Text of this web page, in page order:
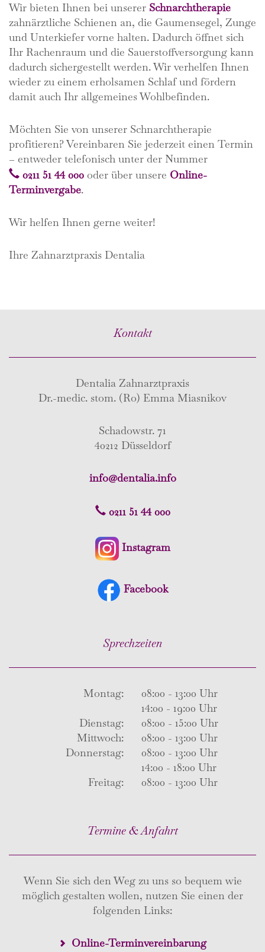
Wir bieten Ihnen bei unserer Schnarchtherapie
zahnärztliche Schienen an, die Gaumensegel, Zunge
und Unterkiefer vorne halten. Dadurch öffnet sich
Ihr Rachenraum und die Sauerstoffversorgung kann
dadurch sichergestellt werden. Wir verhelfen Ihnen
wieder zu einem erholsamen Schlaf und fördern
damit auch Ihr allgemeines Wohlbefinden.
Möchten Sie von unserer Schnarchtherapie
profitieren? Vereinbaren Sie jederzeit einen Termin
– entweder telefonisch unter der Nummer
0211 51 44 000 oder über unsere Online-
Terminvergabe.
Wir helfen Ihnen gerne weiter!
Ihre Zahnarztpraxis Dentalia
Kontakt
Dentalia Zahnarztpraxis
Dr.-medic. stom. (Ro) Emma Miasnikov
Schadowstr. 71
40212 Düsseldorf
info@dentalia.info
0211 51 44 000
Instagram
Facebook
Sprechzeiten
Montag:
08:00 - 13:00 Uhr
14:00 - 19:00 Uhr
Dienstag:
08:00 - 15:00 Uhr
Mittwoch:
08:00 - 13:00 Uhr
Donnerstag:
08:00 - 13:00 Uhr
14:00 - 18:00 Uhr
Freitag:
08:00 - 13:00 Uhr
Termine & Anfahrt
Wenn Sie sich den Weg zu uns so bequem wie
möglich gestalten wollen, nutzen Sie einen der
folgenden Links:
Online-Terminvereinbarung